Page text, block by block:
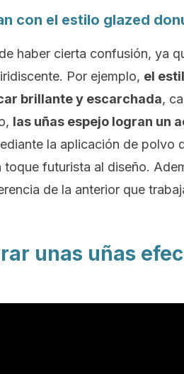
con el estilo glazed
haber cierta confusión, ya
Por ejemplo, el
brillante y escarchada,
las uñas espejo logran un
la aplicación de polvo
toque futurista al diseño.
de la anterior que
unas uñas